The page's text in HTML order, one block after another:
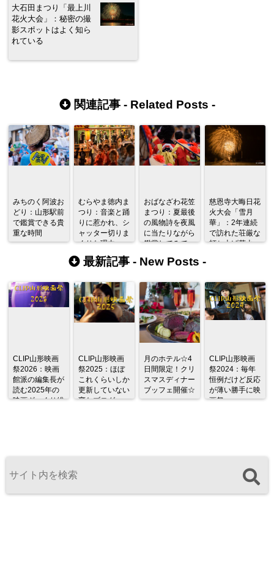
大石田まつり「最上川
花火大会」：秘密の撮
影スポットはよく知ら
れている
関連記事 - Related Posts -
みちのく阿波お
どり：山形駅前
で鑑賞できる貴
重な時間
むらやま徳内ま
つり：音楽と踊
りに惹かれ、シ
ャッター切りま
くりな理由
おばなざわ花笠
まつり：夏最後
の風物詩を夜風
に当たりながら
鑑賞してみて
慈恩寺大晦日花
火大会「雪月
華」：2年連続
で訪れた荘厳な
打ち上げ花火
最新記事 - New Posts -
CLIP山形映画
祭2026：映画
館派の編集長が
読む2025年の
映画ざっくり総
CLIP山形映画
祭2025：ほぼ
これくらいしか
更新していない
変なブログ
月のホテル☆4
日間限定！クリ
スマスディナー
ブッフェ開催☆
CLIP山形映画
祭2024：毎年
恒例だけど反応
が薄い勝手に映
画祭